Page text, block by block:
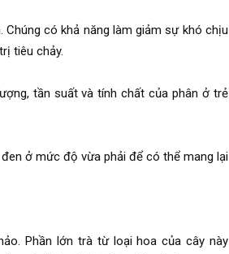
có khả năng làm giảm sự khó chịu
tiêu chảy.
tần suất và tính chất của phân ở trẻ
ở mức độ vừa phải để có thể mang lại
Phần lớn trà từ loại hoa của cây này